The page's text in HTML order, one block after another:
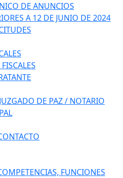
DE ANUNCIOS
A 12 DE JUNIO DE 2024
DE PAZ / NOTARIO
FUNCIONES